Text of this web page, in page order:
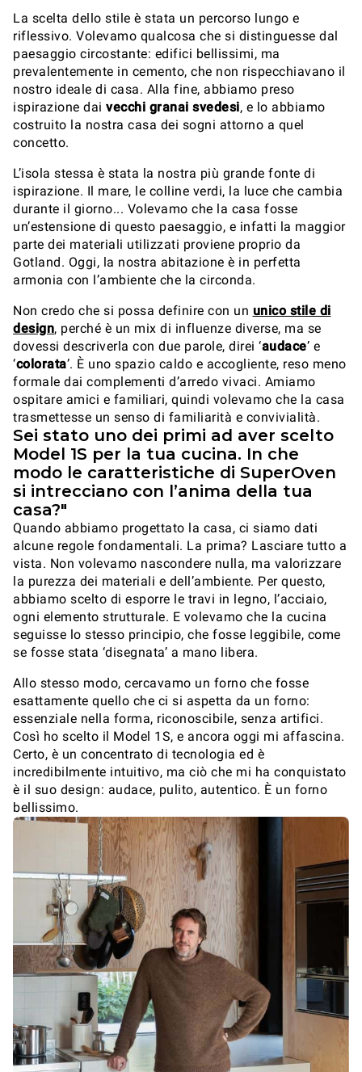
La scelta dello stile è stata un percorso lungo e
riflessivo. Volevamo qualcosa che si distinguesse dal
paesaggio circostante: edifici bellissimi, ma
prevalentemente in cemento, che non rispecchiavano il
nostro ideale di casa. Alla fine, abbiamo preso
ispirazione dai vecchi granai svedesi, e lo abbiamo
costruito la nostra casa dei sogni attorno a quel
concetto.
L’isola stessa è stata la nostra più grande fonte di
ispirazione. Il mare, le colline verdi, la luce che cambia
durante il giorno... Volevamo che la casa fosse
un’estensione di questo paesaggio, e infatti la maggior
parte dei materiali utilizzati proviene proprio da
Gotland. Oggi, la nostra abitazione è in perfetta
armonia con l’ambiente che la circonda.
Non credo che si possa definire con un unico stile di
design, perché è un mix di influenze diverse, ma se
dovessi descriverla con due parole, direi ‘audace’ e
‘colorata’. È uno spazio caldo e accogliente, reso meno
formale dai complementi d’arredo vivaci. Amiamo
ospitare amici e familiari, quindi volevamo che la casa
trasmettesse un senso di familiarità e convivialità.
Sei stato uno dei primi ad aver scelto
Model 1S per la tua cucina. In che
modo le caratteristiche di SuperOven
si intrecciano con l’anima della tua
casa?"
Quando abbiamo progettato la casa, ci siamo dati
alcune regole fondamentali. La prima? Lasciare tutto a
vista. Non volevamo nascondere nulla, ma valorizzare
la purezza dei materiali e dell’ambiente. Per questo,
abbiamo scelto di esporre le travi in legno, l’acciaio,
ogni elemento strutturale. E volevamo che la cucina
seguisse lo stesso principio, che fosse leggibile, come
se fosse stata ‘disegnata’ a mano libera.
Allo stesso modo, cercavamo un forno che fosse
esattamente quello che ci si aspetta da un forno:
essenziale nella forma, riconoscibile, senza artifici.
Così ho scelto il Model 1S, e ancora oggi mi affascina.
Certo, è un concentrato di tecnologia ed è
incredibilmente intuitivo, ma ciò che mi ha conquistato
è il suo design: audace, pulito, autentico. È un forno
bellissimo.